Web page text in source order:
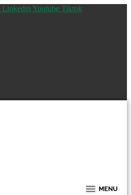
Linkedin Youtube Tiktok